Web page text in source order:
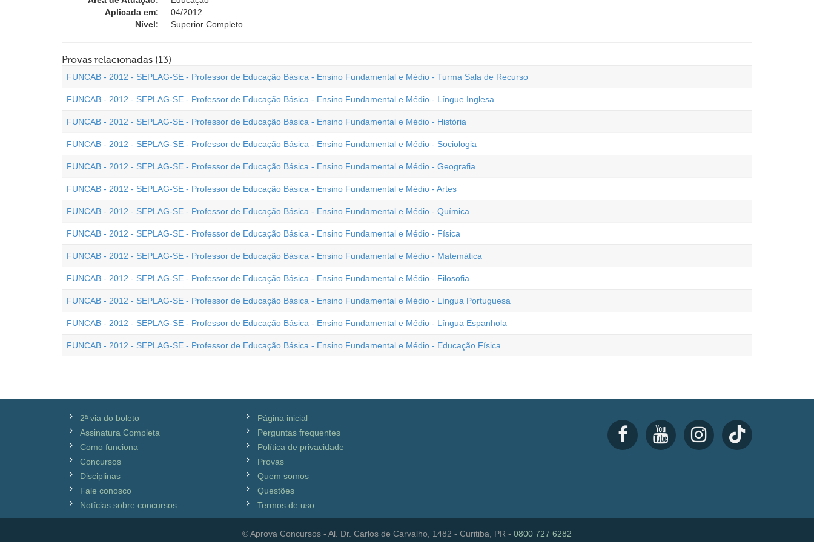
Aplicada em:
04/2012
Nível:
Superior Completo
Provas relacionadas (13)
FUNCAB - 2012 - SEPLAG-SE - Professor de Educação Básica - Ensino Fundamental e Médio - Turma Sala de Recurso
FUNCAB - 2012 - SEPLAG-SE - Professor de Educação Básica - Ensino Fundamental e Médio - Língue Inglesa
FUNCAB - 2012 - SEPLAG-SE - Professor de Educação Básica - Ensino Fundamental e Médio - História
FUNCAB - 2012 - SEPLAG-SE - Professor de Educação Básica - Ensino Fundamental e Médio - Sociologia
FUNCAB - 2012 - SEPLAG-SE - Professor de Educação Básica - Ensino Fundamental e Médio - Geografia
FUNCAB - 2012 - SEPLAG-SE - Professor de Educação Básica - Ensino Fundamental e Médio - Artes
FUNCAB - 2012 - SEPLAG-SE - Professor de Educação Básica - Ensino Fundamental e Médio - Química
FUNCAB - 2012 - SEPLAG-SE - Professor de Educação Básica - Ensino Fundamental e Médio - Física
FUNCAB - 2012 - SEPLAG-SE - Professor de Educação Básica - Ensino Fundamental e Médio - Matemática
FUNCAB - 2012 - SEPLAG-SE - Professor de Educação Básica - Ensino Fundamental e Médio - Filosofia
FUNCAB - 2012 - SEPLAG-SE - Professor de Educação Básica - Ensino Fundamental e Médio - Língua Portuguesa
FUNCAB - 2012 - SEPLAG-SE - Professor de Educação Básica - Ensino Fundamental e Médio - Língua Espanhola
FUNCAB - 2012 - SEPLAG-SE - Professor de Educação Básica - Ensino Fundamental e Médio - Educação Física
2ª via do boleto
Assinatura Completa
Como funciona
Concursos
Disciplinas
Fale conosco
Notícias sobre concursos
Página inicial
Perguntas frequentes
Política de privacidade
Provas
Quem somos
Questões
Termos de uso
© Aprova Concursos - Al. Dr. Carlos de Carvalho, 1482 - Curitiba, PR - 0800 727 6282